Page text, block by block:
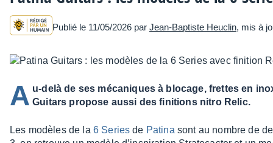
Publié le 11/05/2026 par Jean-Baptiste Heuclin, mis à
A u-delà de ses mécaniques à blocage, frettes en
Guitars propose aussi des finitions nitro Relic.
Les modèles de la 6 Series de Patina sont au nombre de